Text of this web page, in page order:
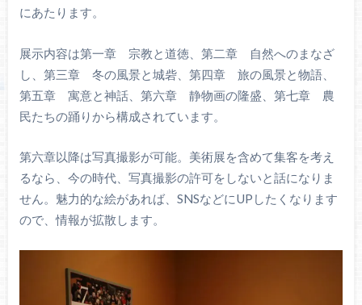
にあたります。
展示内容は第一章 宗教と道徳、第二章 自然へのまなざ
し、第三章 冬の風景と城砦、第四章 旅の風景と物語、
第五章 寓意と神話、第六章 静物画の隆盛、第七章 農
民たちの踊りから構成されています。
第六章以降は写真撮影が可能。美術展を含めて集客を考え
るなら、今の時代、写真撮影の許可をしないと話になりま
せん。魅力的な絵があれば、SNSなどにUPしたくなります
ので、情報が拡散します。